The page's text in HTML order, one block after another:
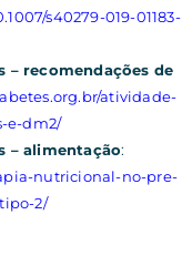
s40279-019-01183-
– recomendações de
atividade-
e-dm2/
– alimentação:
nutricional-no-pre-
2/